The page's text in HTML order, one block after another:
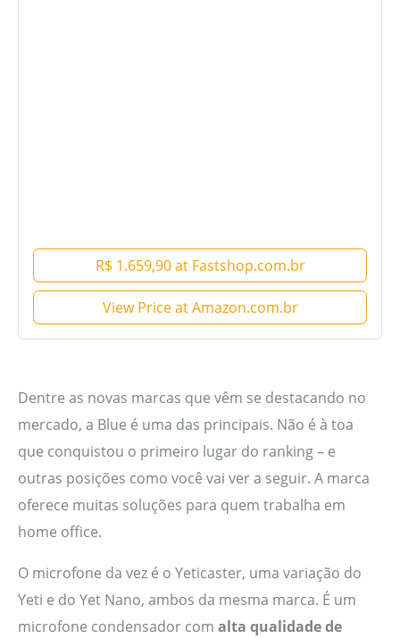
R$ 1.659,90 at Fastshop.com.br
View Price at Amazon.com.br
Dentre as novas marcas que vêm se destacando no
mercado, a Blue é uma das principais. Não é à toa
que conquistou o primeiro lugar do ranking – e
outras posições como você vai ver a seguir. A marca
oferece muitas soluções para quem trabalha em
home office.
O microfone da vez é o Yeticaster, uma variação do
Yeti e do Yet Nano, ambos da mesma marca. É um
microfone condensador com alta qualidade de